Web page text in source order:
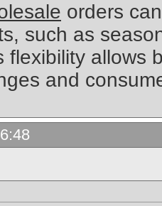
orders
such as
flexibility allows
and